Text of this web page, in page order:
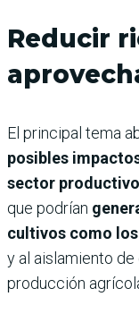
Reducir
El principal tema
posibles
sector
que podrían
cultivos como
y al aislamiento
producción